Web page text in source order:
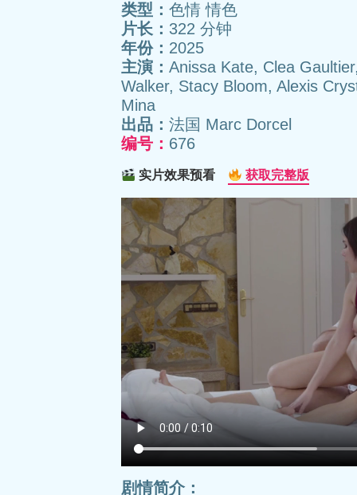
类型： 色情 情色
片长： 322 分钟
年份： 2025
主演： Anissa Kate, Clea
Walker, Stacy Bloom, Alexis
Mina
出品： 法国 Marc Dorcel
编号： 676
实片效果预看 获取完整版
剧情简介：